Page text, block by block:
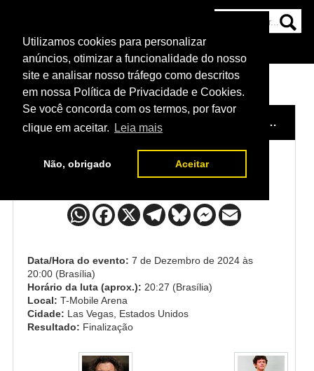
Utilizamos cookies para personalizar
anúncios, otimizar a funcionalidade do nosso
site e analisar nosso tráfego como descritos
em nossa Política de Privacidade e Cookies.
Se você concorda com os termos, por favor
clique em aceitar.
Leia mais
Não, obrigado Aceitar
NOTÍCIAS
HOME EVENTO / UFC 310 - PANTOJA X ASAKURA
Clay Guida x Chase Hooper
Data/Hora do evento: 7 de Dezembro de 2024 às
20:00 (Brasília)
Horário da luta (aprox.): 20:27 (Brasília)
Local: T-Mobile Arena
Cidade: Las Vegas, Estados Unidos
Resultado: Finalização